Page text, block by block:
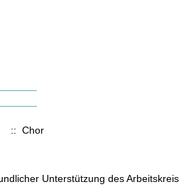
:: Chor
Unterstützung des Arbeitskreis